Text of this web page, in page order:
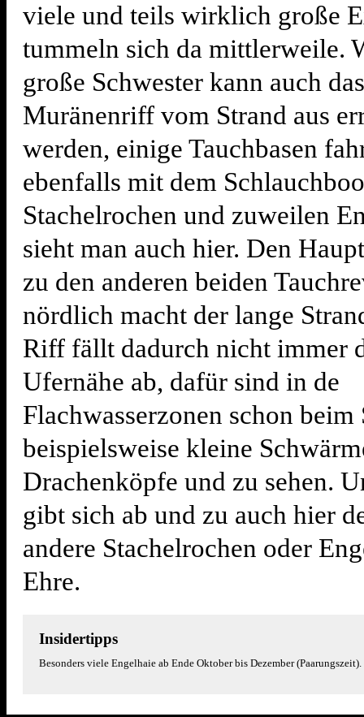
viele und teils wirklich große
tummeln sich da mittlerweile.
große Schwester kann auch
Muränenriff vom Strand aus
werden, einige Tauchbasen
ebenfalls mit dem
Stachelrochen und zuweilen
sieht man auch hier. Den
zu den anderen beiden
nördlich macht der lange
Riff fällt dadurch nicht immer
Ufernähe ab, dafür sind in de
Flachwasserzonen schon
beispielsweise kleine
Drachenköpfe und zu sehen.
gibt sich ab und zu auch hier
andere Stachelrochen oder
Ehre.
Insidertipps
Besonders viele Engelhaie ab Ende Oktober bis Dezember (Paarungszeit).